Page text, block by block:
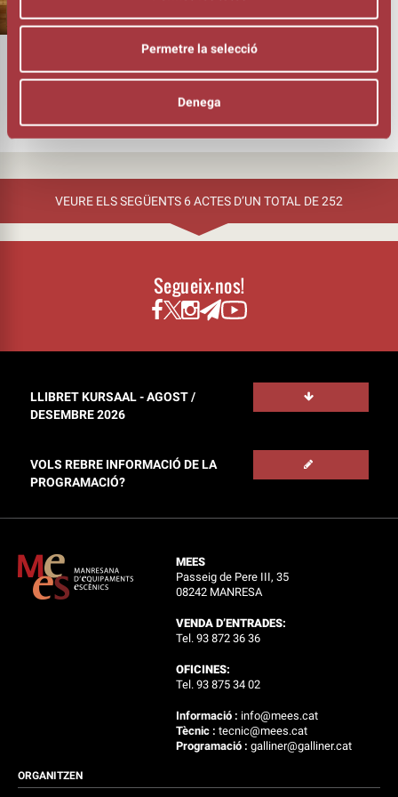
Permetre la selecció
Denega
ESPECTACLES DE LA PROPERA TARDOR
DEL TEATRE KURSAAL DE MANRESA
2/4 d’11h el Toc d’Òpera, i a les 11 el Toc Obert, el nou Toc Pau
Casals i el Toc de Sala Petita, així com també la resta de
programació El Kursaal de Manresa posarà a la venda les
entrades per als espectacles de la propera tardor aquest [...]
VEURE ELS SEGÜENTS 6 ACTES D’UN TOTAL DE 252
Segueix-nos!
LLIBRET KURSAAL - AGOST /
DESEMBRE 2026
VOLS REBRE INFORMACIÓ DE LA
PROGRAMACIÓ?
MEES
Passeig de Pere III, 35
08242 MANRESA
VENDA D’ENTRADES:
Tel. 93 872 36 36
OFICINES:
Tel. 93 875 34 02
Informació : info@mees.cat
Tècnic :tecnic@mees.cat
Programació :galliner@galliner.cat
ORGANITZEN